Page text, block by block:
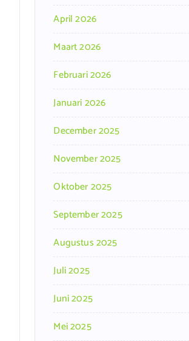
April 2026
Maart 2026
Februari 2026
Januari 2026
December 2025
November 2025
Oktober 2025
September 2025
Augustus 2025
Juli 2025
Juni 2025
Mei 2025